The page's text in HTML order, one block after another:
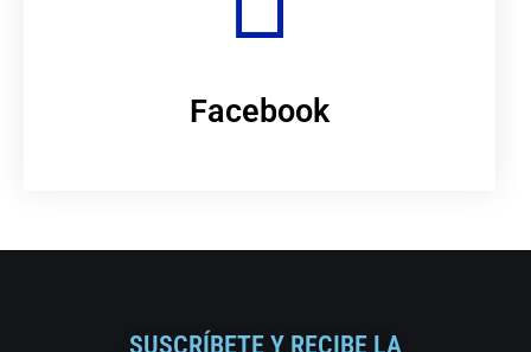
Facebook
SUSCRÍBETE Y RECIBE LA